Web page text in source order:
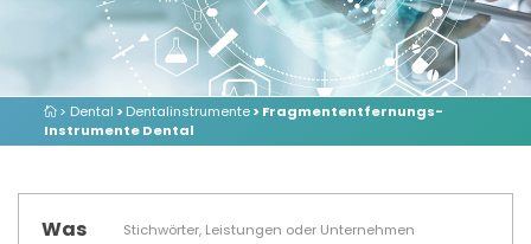
> Dental >Dentalinstrumente> Fragmententfernungs-
Instrumente Dental
Was